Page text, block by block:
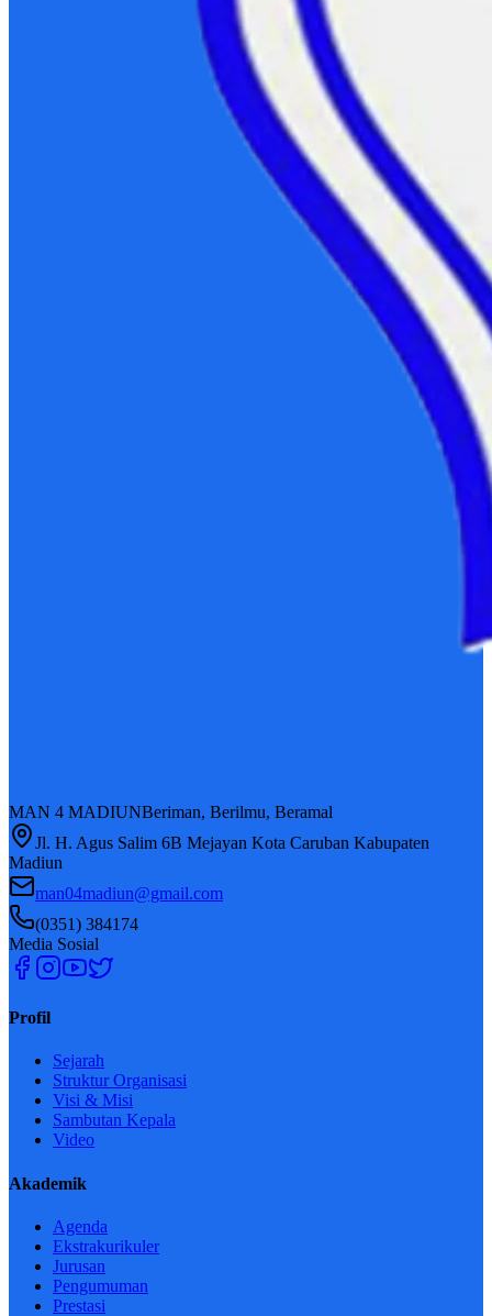
MAN 4 MADIUNBeriman, Berilmu, Beramal
Jl. H. Agus Salim 6B Mejayan Kota Caruban Kabupaten
Madiun
man04madiun@gmail.com
(0351) 384174
Media Sosial
Profil
Sejarah
Struktur Organisasi
Visi & Misi
Sambutan Kepala
Video
Akademik
Agenda
Ekstrakurikuler
Jurusan
Pengumuman
Prestasi